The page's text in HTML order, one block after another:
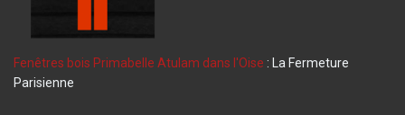
Fenêtres bois Primabelle Atulam dans l'Oise : La Fermeture
Parisienne